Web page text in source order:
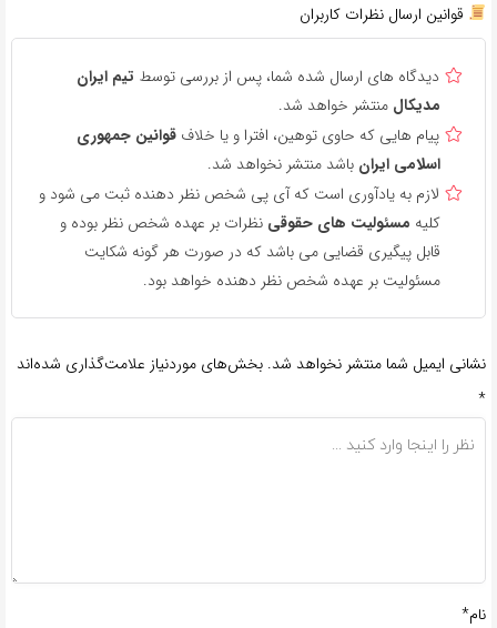
قوانین ارسال نظرات کاربران
دیدگاه های ارسال شده شما، پس از بررسی توسط تیم ایران
مدیکال منتشر خواهد شد.
پیام هایی که حاوی توهین، افترا و یا خلاف قوانین جمهوری
اسلامی ایران باشد منتشر نخواهد شد.
لازم به یادآوری است که آی پی شخص نظر دهنده ثبت می شود و
کلیه مسئولیت های حقوقی نظرات بر عهده شخص نظر بوده و
قابل پیگیری قضایی می باشد که در صورت هر گونه شکایت
مسئولیت بر عهده شخص نظر دهنده خواهد بود.
نشانی ایمیل شما منتشر نخواهد شد. بخش‌های موردنیاز علامت‌گذاری شده‌اند
*
نام*